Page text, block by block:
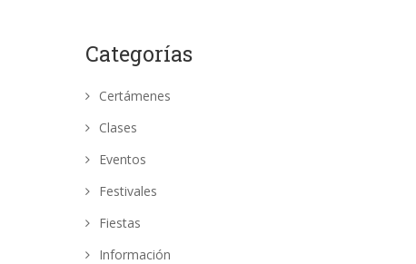
Categorías
Certámenes
Clases
Eventos
Festivales
Fiestas
Información